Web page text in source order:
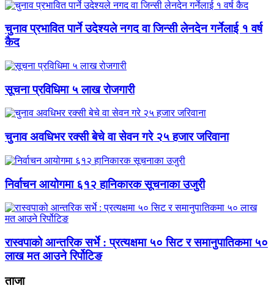
चुनाव प्रभावित पार्ने उदेश्यले नगद वा जिन्सी लेनदेन गर्नेलाई १ वर्ष
कैद
सूचना प्रविधिमा ५ लाख रोजगारी
चुनाव अवधिभर रक्सी बेचे वा सेवन गरे २५ हजार जरिवाना
निर्वाचन आयोगमा ६१२ हानिकारक सूचनाका उजुरी
रास्वपाको आन्तरिक सर्भे : प्रत्यक्षमा ५० सिट र समानुपातिकमा ५०
लाख मत आउने रिर्पोटिङ
ताजा